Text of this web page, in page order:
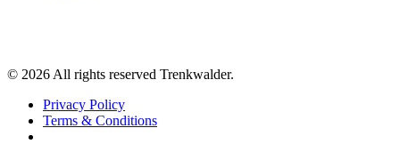
© 2026 All rights reserved Trenkwalder.
Privacy Policy
Terms & Conditions